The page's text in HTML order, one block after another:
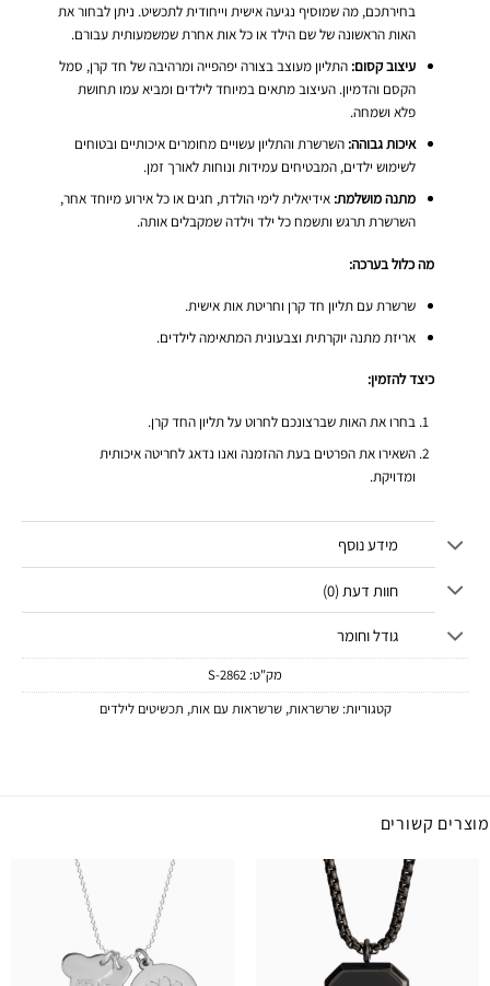
בחירתכם, מה שמוסיף נגיעה אישית וייחודית לתכשיט. ניתן לבחור את
האות הראשונה של שם הילד או כל אות אחרת שמשמעותית עבורם.
עיצוב קסום: התליון מעוצב בצורה יפהפייה ומרהיבה של חד קרן, סמל
הקסם והדמיון. העיצוב מתאים במיוחד לילדים ומביא עמו תחושת
פלא ושמחה.
איכות גבוהה: השרשרת והתליון עשויים מחומרים איכותיים ובטוחים
לשימוש ילדים, המבטיחים עמידות ונוחות לאורך זמן.
מתנה מושלמת: אידיאלית לימי הולדת, חגים או כל אירוע מיוחד אחר,
השרשרת תרגש ותשמח כל ילד וילדה שמקבלים אותה.
מה כלול בערכה:
שרשרת עם תליון חד קרן וחריטת אות אישית.
אריזת מתנה יוקרתית וצבעונית המתאימה לילדים.
כיצד להזמין:
בחרו את האות שברצונכם לחרוט על תליון החד קרן.
השאירו את הפרטים בעת ההזמנה ואנו נדאג לחריטה איכותית
ומדויקת.
מידע נוסף
חוות דעת (0)
גודל וחומר
מק"ט: 2862-S
קטגוריות:שרשראות,שרשראות עם אות, תכשיטים לילדים
מוצרים קשורים